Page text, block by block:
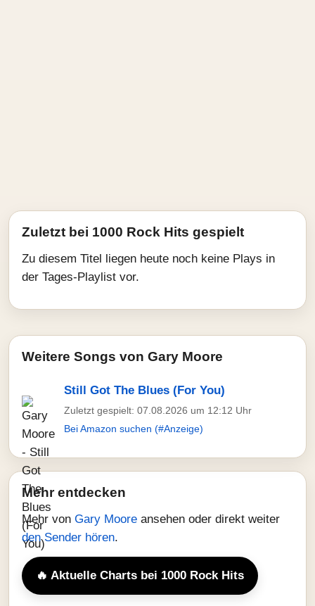
Zuletzt bei 1000 Rock Hits gespielt
Zu diesem Titel liegen heute noch keine Plays in
der Tages-Playlist vor.
Weitere Songs von Gary Moore
Still Got The Blues (For You)
Zuletzt gespielt: 07.08.2026 um 12:12 Uhr
Bei Amazon suchen (#Anzeige)
Mehr entdecken
Mehr von Gary Moore ansehen oder direkt weiter
den Sender hören.
🔥 Aktuelle Charts bei 1000 Rock Hits